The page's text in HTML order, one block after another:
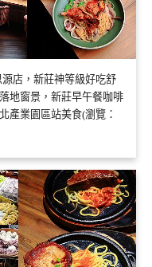
源店，新莊神等級好吃舒
地窗景，新莊早午餐咖啡
產業園區站美食(瀏覽：